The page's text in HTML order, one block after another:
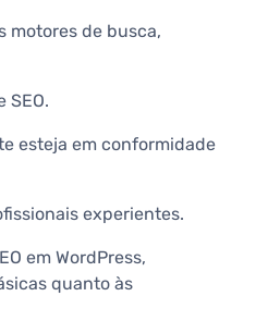
motores de busca,
SEO.
esteja em conformidade
experientes.
em WordPress,
quanto às